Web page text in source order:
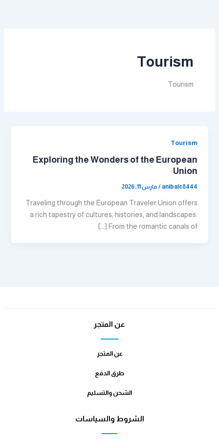
Tourism
Tourism
Tourism
Exploring the Wonders of the European
Union
anibalc8444
/ مارس 11, 2026
Traveling through the European Traveler Union offers
a rich tapestry of cultures, histories, and landscapes.
From the romantic canals of […]
عن المتجر
عن المتجر
طرق الدفع
الشحن والتسليم
الشروط والسياسات